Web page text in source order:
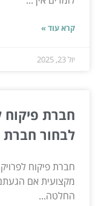
קרא עוד »
יול 23, 2025
חברת פיקוח
לבחור חברת
חברת פיקוח
מקצועית אם
החלטה...